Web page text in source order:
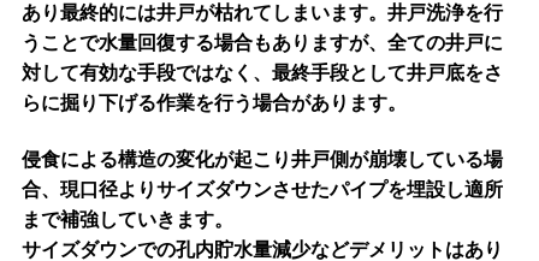
あり最終的には井戸が枯れてしまいます。井戸洗浄を行
うことで水量回復する場合もありますが、全ての井戸に
対して有効な手段ではなく、最終手段として井戸底をさ
らに掘り下げる作業を行う場合があります。
侵食による構造の変化が起こり井戸側が崩壊している場
合、現口径よりサイズダウンさせたパイプを埋設し適所
まで補強していきます。
サイズダウンでの孔内貯水量減少などデメリットはあり